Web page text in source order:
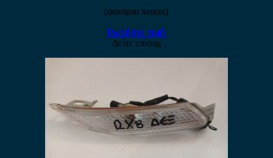
(φανάρια xenon)
Ρωτήστε τιμή
Δείτε επίσης